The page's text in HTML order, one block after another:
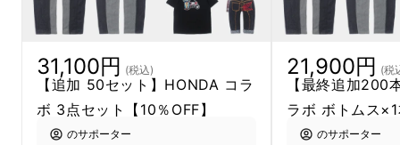
31,100円 (税込)
【追加 50セット】HONDA コラ
ボ 3点セット【10％OFF】
のサポーター
21,900円 (税
【最終追加200
ラボ ボトムス
のサポーター